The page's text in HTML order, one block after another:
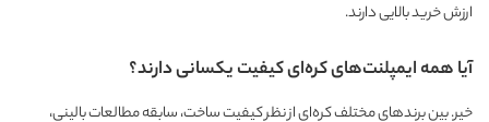
ارزش خرید بالایی دارند.
آیا همه ایمپلنت‌های کره‌ای کیفیت یکسانی دارند؟
خیر. بین برندهای مختلف کره‌ای از نظر کیفیت ساخت، سابقه مطالعات بالینی،